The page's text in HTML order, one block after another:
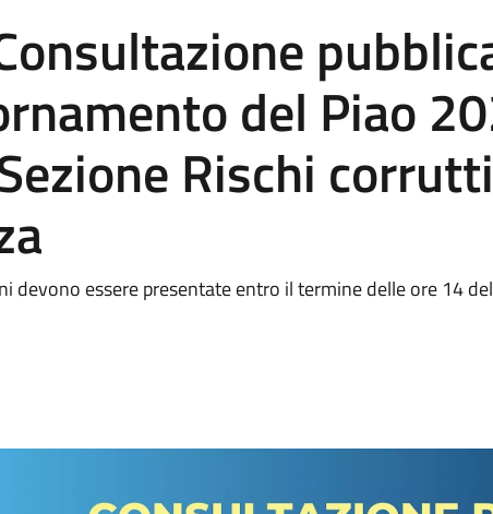
del Piao
Rischi
devono essere presentate entro il termine delle ore 14